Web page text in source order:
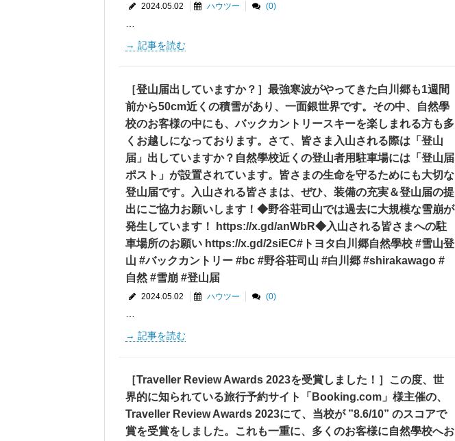
2024.05.02 ハウツー (0)
記事を読む
［登山届出していますか？］最強寒波がやってきた白川郷も1週間
前から50cm近くの積雪があり、一面銀世界です。その中、自然學
校のお客様の中にも、バックカントリースキーを楽しまれる方も多
くお越しになっております。さて、皆さま入山される際は「登山
届」出していますか？自然學校近くの登山者用駐車場には「登山届
ポスト」が設置されています。皆さまの生命を守るためにも大切な
登山届です。入山される皆さまは、ぜひ、装備の充実＆登山届の提
出にご協力お願いします！◆野谷荘司山では過去に大規模な雪崩が
発生しています！ https://x.gd/anWbR◆入山される皆さまへの駐
車場所のお願い https://x.gd/2siEC#トヨタ白川郷自然學校 #雪山登
山 #バックカントリー #bc #野谷荘司山 #白川郷 #shirakawago #
自然 #雪崩 #登山届
2024.05.02 ハウツー (0)
記事を読む
［Traveller Review Awards 2023を受賞しました！］この度、世
界的に知られている旅行予約サイト「Booking.com」様主催の、
Traveller Review Awards 2023にて、当校が ”8.6/10” のスコアで
賞を受賞をしました。これも一重に、多くのお客様に自然學校へお